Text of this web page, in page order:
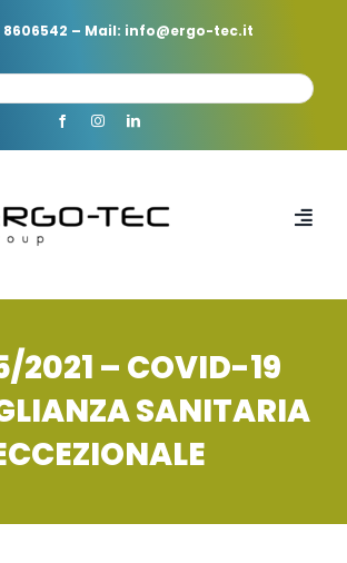
8606542 – Mail: info@ergo-tec.it
HOME
CHI SIAMO
PROFESSIONISTI
SERVIZI
2021 – COVID-19
SANITARIA